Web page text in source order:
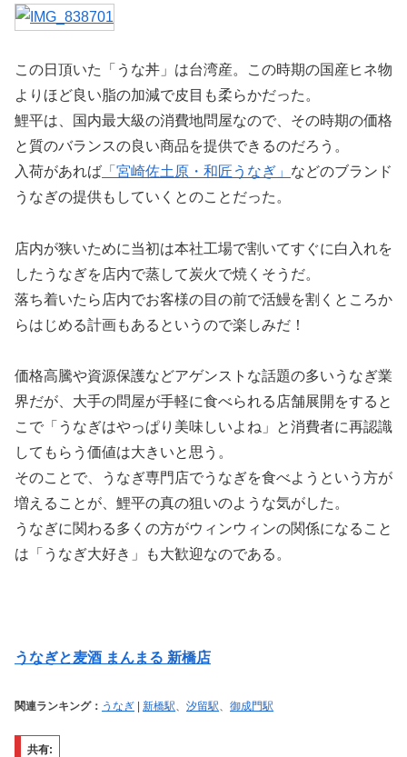
この日頂いた「うな丼」は台湾産。この時期の国産ヒネ物
よりほど良い脂の加減で皮目も柔らかだった。
鯉平は、国内最大級の消費地問屋なので、その時期の価格
と質のバランスの良い商品を提供できるのだろう。
入荷があれば 「宮崎佐土原・和匠うなぎ」 などのブランド
うなぎの提供もしていくとのことだった。
店内が狭いために当初は本社工場で割いてすぐに白入れを
したうなぎを店内で蒸して炭火で焼くそうだ。
落ち着いたら店内でお客様の目の前で活鰻を割くところか
らはじめる計画もあるというので楽しみだ！
価格高騰や資源保護などアゲンストな話題の多いうなぎ業
界だが、大手の問屋が手軽に食べられる店舗展開をすると
こで「うなぎはやっぱり美味しいよね」と消費者に再認識
してもらう価値は大きいと思う。
そのことで、うなぎ専門店でうなぎを食べようという方が
増えることが、鯉平の真の狙いのような気がした。
うなぎに関わる多くの方がウィンウィンの関係になること
は「うなぎ大好き」も大歓迎なのである。
うなぎと麦酒 まんまる 新橋店
関連ランキング： うなぎ | 新橋駅、 汐留駅、 御成門駅
共有: